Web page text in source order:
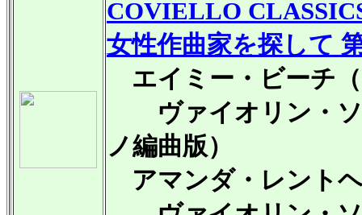
COVIELLO
女性作曲家を探して
エイミー・ビーチ（
ヴァイオリン・ソ
ノ編曲版）
アマンダ・レント